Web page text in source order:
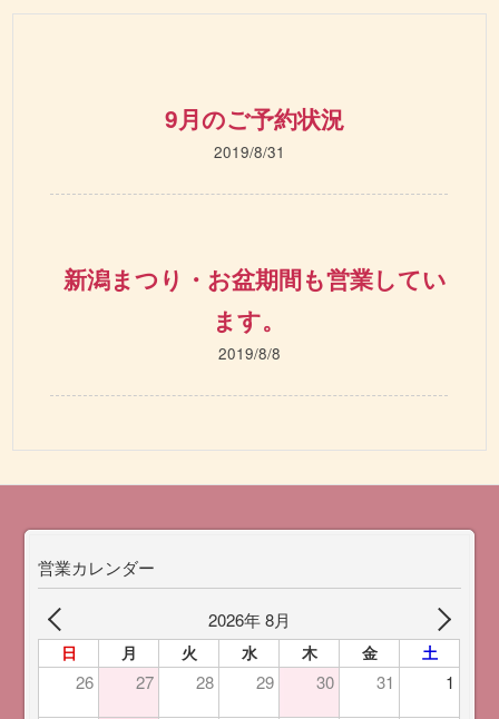
9月のご予約状況
2019/8/31
新潟まつり・お盆期間も営業してい
ます。
2019/8/8
営業カレンダー
2026年 8月
日 月 火 水 木 金 土
26 27 28 29 30 31 1